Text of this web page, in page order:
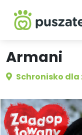
Armani
Schronisko